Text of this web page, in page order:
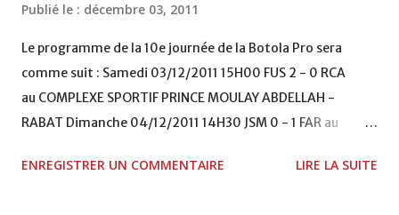
Publié le : décembre 03, 2011
Le programme de la 10e journée de la Botola Pro sera
comme suit : Samedi 03/12/2011 15H00 FUS 2 - 0 RCA
au COMPLEXE SPORTIF PRINCE MOULAY ABDELLAH -
RABAT Dimanche 04/12/2011 14H30 JSM 0 - 1 FAR au
TERRAIN EL ABDI - EL JADIDA 16h30 OCK 0 - 1 HUSA
ENREGISTRER UN COMMENTAIRE LIRE LA SUITE